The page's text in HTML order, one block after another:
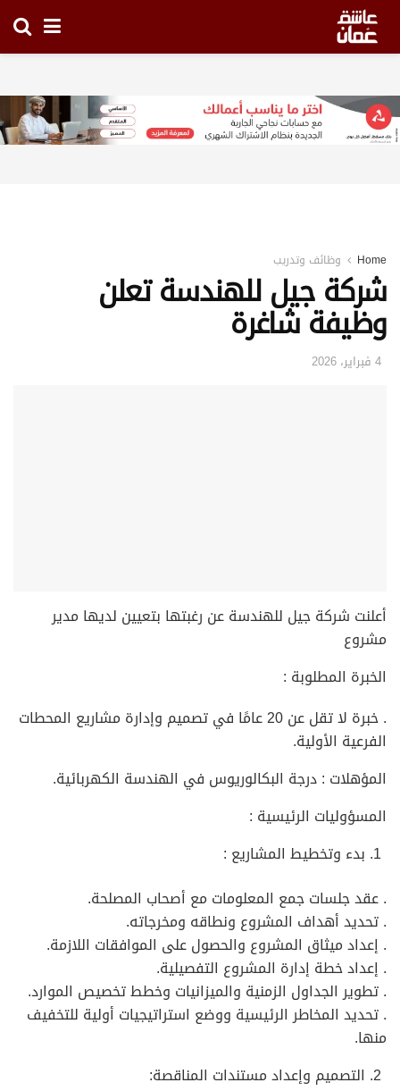
Home وظائف وتدريب
شركة جيل للهندسة تعلن
وظيفة شاغرة
4 فبراير، 2026
أعلنت شركة جيل للهندسة عن رغبتها بتعيين لديها مدير
مشروع
الخبرة المطلوبة :
. خبرة لا تقل عن 20 عامًا في تصميم وإدارة مشاريع المحطات
الفرعية الأولية.
المؤهلات : درجة البكالوريوس في الهندسة الكهربائية.
المسؤوليات الرئيسية :
بدء وتخطيط المشاريع :
. عقد جلسات جمع المعلومات مع أصحاب المصلحة.
. تحديد أهداف المشروع ونطاقه ومخرجاته.
. إعداد ميثاق المشروع والحصول على الموافقات اللازمة.
. إعداد خطة إدارة المشروع التفصيلية.
. تطوير الجداول الزمنية والميزانيات وخطط تخصيص الموارد.
. تحديد المخاطر الرئيسية ووضع استراتيجيات أولية للتخفيف
منها.
التصميم وإعداد مستندات المناقصة: